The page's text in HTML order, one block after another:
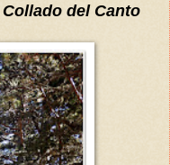
Collado del Canto